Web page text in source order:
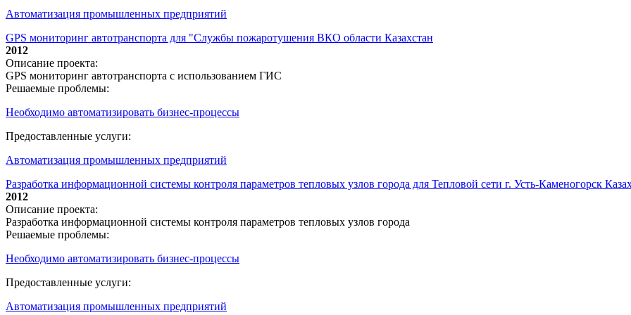
Автоматизация промышленных предприятий
GPS мониторинг автотранспорта для "Службы пожаротушения ВКО области Казахстан
2012
Описание проекта:
GPS мониторинг автотранспорта с использованием ГИС
Решаемые проблемы:
Необходимо автоматизировать бизнес-процессы
Предоставленные услуги:
Автоматизация промышленных предприятий
Разработка информационной системы контроля параметров тепловых узлов города для Тепловой сети г. Усть-Каменогорск
2012
Описание проекта:
Разработка информационной системы контроля параметров тепловых узлов города
Решаемые проблемы:
Необходимо автоматизировать бизнес-процессы
Предоставленные услуги:
Автоматизация промышленных предприятий